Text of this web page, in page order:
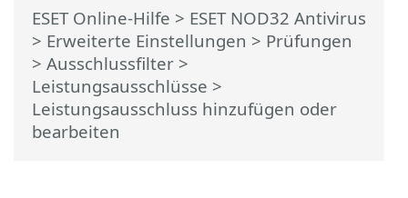
ESET Online-Hilfe > ESET NOD32 Antivirus
> Erweiterte Einstellungen > Prüfungen
> Ausschlussfilter >
Leistungsausschlüsse >
Leistungsausschluss hinzufügen oder
bearbeiten